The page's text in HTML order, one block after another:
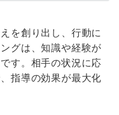
を創り出し、行動に
グは、知識や経験が
す。相手の状況に応
指導の効果が最大化